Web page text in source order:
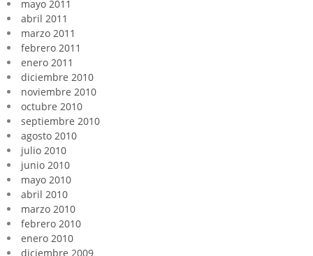
mayo 2011
abril 2011
marzo 2011
febrero 2011
enero 2011
diciembre 2010
noviembre 2010
octubre 2010
septiembre 2010
agosto 2010
julio 2010
junio 2010
mayo 2010
abril 2010
marzo 2010
febrero 2010
enero 2010
diciembre 2009